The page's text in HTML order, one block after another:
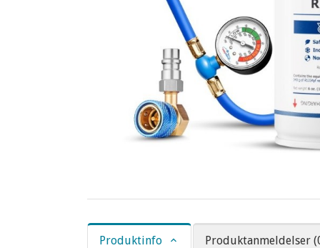
Produktinfo Produktanmeldelser